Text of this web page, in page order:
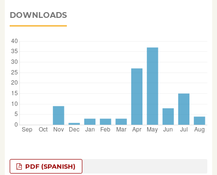
DOWNLOADS
PDF (SPANISH)